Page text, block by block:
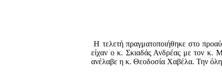
Η τελετή πραγματοποιήθηκε στο
είχαν ο κ. Σκιαδάς Ανδρέας με τον κ.
ανέλαβε η κ. Θεοδοσία Χαβέλα. Την